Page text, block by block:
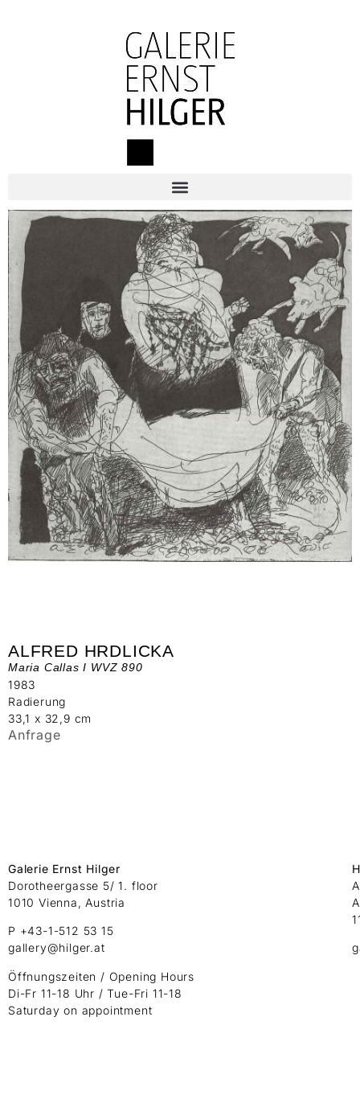
ALFRED HRDLICKA
Maria Callas I WVZ 890
1983
Radierung
33,1 x 32,9 cm
Anfrage
Galerie Ernst Hilger
Dorotheergasse 5/ 1. floor
1010 Vienna, Austria
P +43-1-512 53 15
gallery@hilger.at
Öffnungszeiten / Opening Hours
Di-Fr 11-18 Uhr / Tue-Fri 11-18
Saturday on appointment